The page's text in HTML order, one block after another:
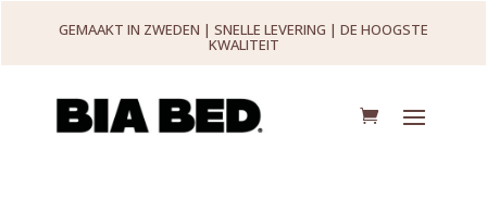
GEMAAKT IN ZWEDEN | SNELLE LEVERING | DE HOOGSTE
KWALITEIT